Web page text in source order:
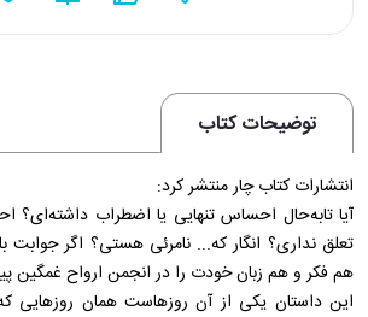
توضیحات کتاب
انتشارات کتاب چار منتشر کرد:
آیا تابه‌حال احساس تنهایی یا اضطراب
تعلق نداری؟ انگار که... نامرئی هستی؟ اگر جوابت
هم فکر و هم زبان خودت را در انجمن ارواح غمگین
این داستان یکی از آن روزهاست همان روزهایی